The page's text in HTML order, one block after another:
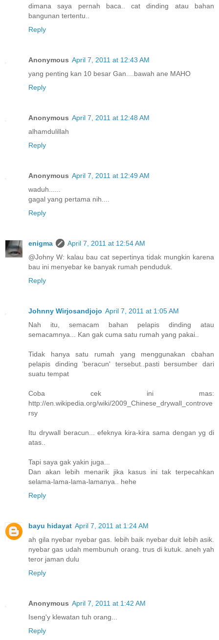
dimana saya pernah baca.. cat dinding atau bahan
bangunan tertentu..
Reply
Anonymous April 7, 2011 at 12:43 AM
yang penting kan 10 besar Gan....bawah ane MAHO
Reply
Anonymous April 7, 2011 at 12:48 AM
alhamdulillah
Reply
Anonymous April 7, 2011 at 12:49 AM
waduh......
gagal yang pertama nih....
Reply
enigma
April 7, 2011 at 12:54 AM
@Johny W: kalau bau cat sepertinya tidak mungkin karena
bau ini menyebar ke banyak rumah penduduk.
Reply
Johnny Wirjosandjojo April 7, 2011 at 1:05 AM
Nah itu, semacam bahan pelapis dinding atau
semacamnya... Kan gak cuma satu rumah yang pakai..
Tidak hanya satu rumah yang menggunakan cbahan
pelapis dinding 'beracun' tersebut..pasti bersumber dari
suatu tempat
Coba cek ini mas:
http://en.wikipedia.org/wiki/2009_Chinese_drywall_controve
rsy
Itu drywall beracun... efeknya kira-kira sama dengan yg di
atas..
Tapi saya gak yakin juga...
Dan akan lebih menarik jika kasus ini tak terpecahkan
selama-lama-lama-lamanya.. hehe
Reply
bayu hidayat April 7, 2011 at 1:24 AM
ah gila nyebar nyebar gas. lebih baik nyebar duit lebih asik.
nyebar gas udah membunuh orang. trus di kutuk. aneh yah
teror jaman dulu
Reply
Anonymous April 7, 2011 at 1:42 AM
Iseng'y klewatan tuh orang...
Reply